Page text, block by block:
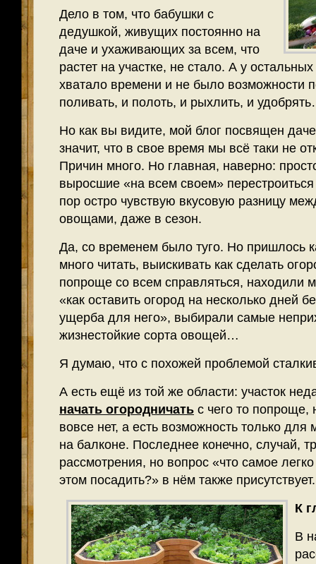
Дело в том, что бабушки с
дедушкой, живущих постоянно на
даче и ухаживающих за всем, что
растет на участке, не стало. А у
хватало времени и не было возможности
поливать, и полоть, и рыхлить, и
Но как вы видите, мой блог посвящен
значит, что в свое время мы всё таки не
Причин много. Но главная, наверно:
выросшие «на всем своем»
пор остро чувствую вкусовую разницу
овощами, даже в сезон.
Да, со временем было туго. Но пришлось
много читать, выискивать как сделать
попроще со всем справляться, находили
«как оставить огород на несколько дней
ущерба для него», выбирали самые
жизнестойкие сорта овощей…
Я думаю, что с похожей проблемой
А есть ещё из той же области: участок
начать огородничать с чего то попроще,
вовсе нет, а есть возможность только для
на балконе. Последнее конечно, случай,
рассмотрения, но вопрос «что самое
этом посадить?» в нём также присутствует.
К
В